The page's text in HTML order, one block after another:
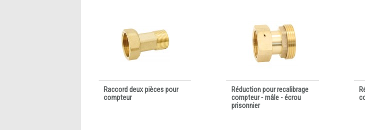
Raccord deux pièces pour
compteur
Réduction pour recalibrage
compteur - mâle - écrou
prisonnier